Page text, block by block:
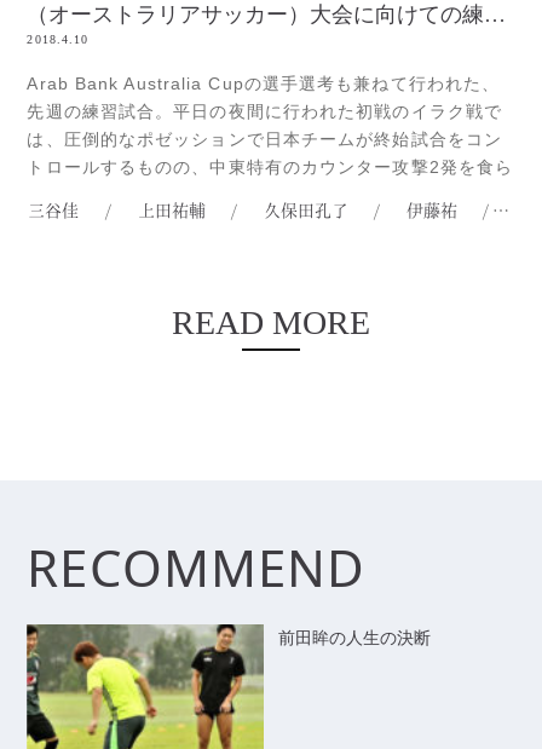
（オーストラリアサッカー）大会に向けての練習試合の結果
2018.4.10
Arab Bank Australia Cupの選手選考も兼ねて行われた、
先週の練習試合。平日の夜間に行われた初戦のイラク戦で
は、圧倒的なポゼッションで日本チームが終始試合をコン
トロールするものの、中東特有のカウンター攻撃2発を食ら
ム対中東連合チームの試合模様は[E:#x1F446]から】大会
三谷佳 / 上田祐輔 / 久保田孔了 / 伊藤祐 /
READ MORE
RECOMMEND
前田眸の人生の決断